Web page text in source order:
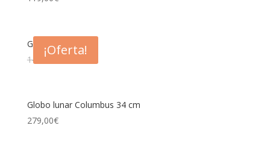
¡Oferta!
Globo lunar 10 cm
14,85
Globo lunar Columbus 34 cm
279,00€